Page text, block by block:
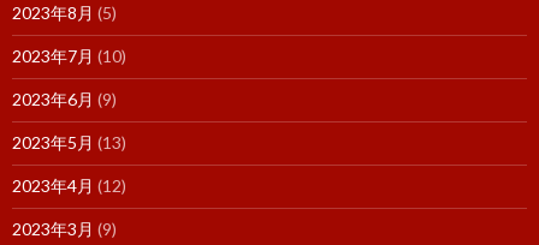
2023年8月 (5)
2023年7月 (10)
2023年6月 (9)
2023年5月 (13)
2023年4月 (12)
2023年3月 (9)